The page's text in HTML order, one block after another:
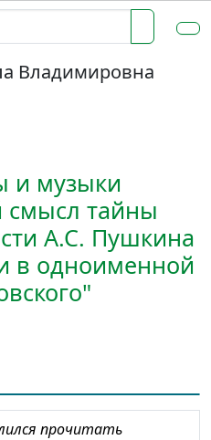
Владимировна
и музыки
смысл тайны
А.С. Пушкина
в одноименной
прочитать